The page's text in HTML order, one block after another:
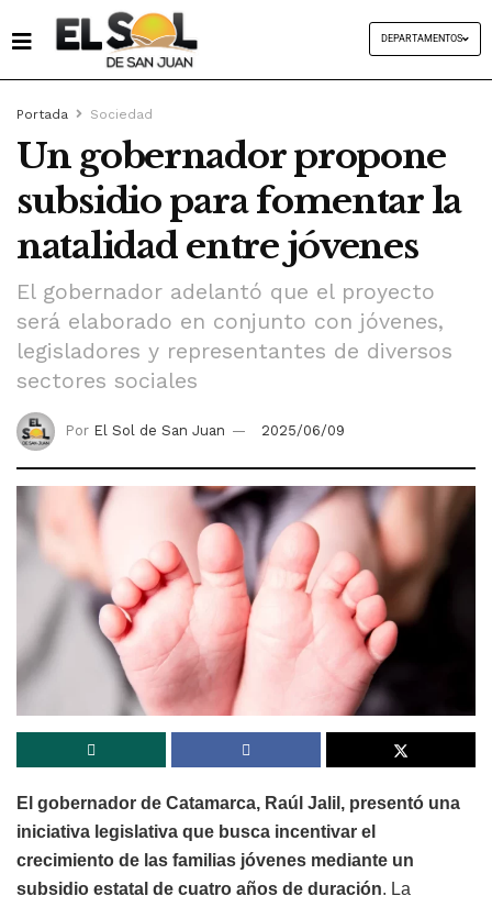
DEPARTAMENTOS
Portada Sociedad
Un gobernador propone
subsidio para fomentar la
natalidad entre jóvenes
El gobernador adelantó que el proyecto
será elaborado en conjunto con jóvenes,
legisladores y representantes de diversos
sectores sociales
Por El Sol de San Juan 2025/06/09
El gobernador de Catamarca, Raúl Jalil, presentó una
iniciativa legislativa que busca incentivar el
crecimiento de las familias jóvenes mediante un
subsidio estatal de cuatro años de duración. La